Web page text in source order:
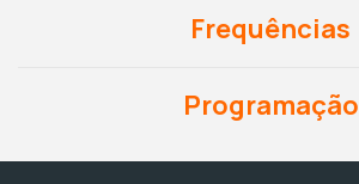
Frequências
Programação